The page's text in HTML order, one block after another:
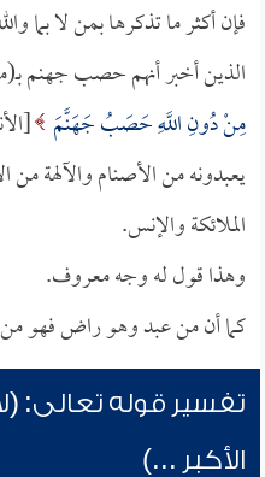
فإن أكثر ما تذكرها بمن لا بما
الذين أخبر أنهم حصب جهنم
مِنْ دُونِ اللَّهِ حَصَبُ جَهَنَّمَ
يعبدونه من الأصنام والآلهة
الملائكة والإنس.
وهذا قول له وجه معروف.
كما أن من عبد وهو راض فهو
تفسير قوله تعالى:
الأكبر ...)